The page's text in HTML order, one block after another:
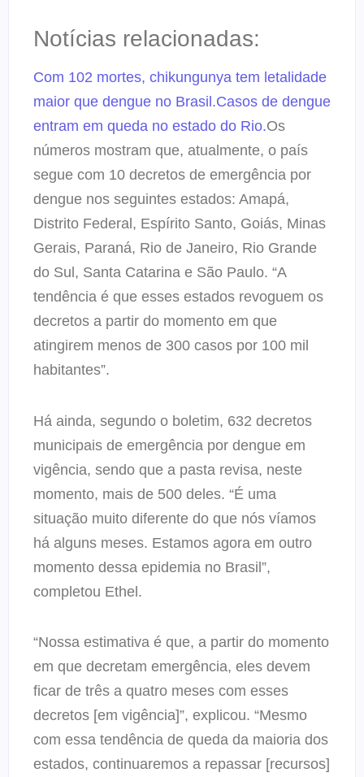
Notícias relacionadas:
Com 102 mortes, chikungunya tem letalidade
maior que dengue no Brasil.Casos de dengue
entram em queda no estado do Rio.Os
números mostram que, atualmente, o país
segue com 10 decretos de emergência por
dengue nos seguintes estados: Amapá,
Distrito Federal, Espírito Santo, Goiás, Minas
Gerais, Paraná, Rio de Janeiro, Rio Grande
do Sul, Santa Catarina e São Paulo. “A
tendência é que esses estados revoguem os
decretos a partir do momento em que
atingirem menos de 300 casos por 100 mil
habitantes”.
Há ainda, segundo o boletim, 632 decretos
municipais de emergência por dengue em
vigência, sendo que a pasta revisa, neste
momento, mais de 500 deles. “É uma
situação muito diferente do que nós víamos
há alguns meses. Estamos agora em outro
momento dessa epidemia no Brasil”,
completou Ethel.
“Nossa estimativa é que, a partir do momento
em que decretam emergência, eles devem
ficar de três a quatro meses com esses
decretos [em vigência]”, explicou. “Mesmo
com essa tendência de queda da maioria dos
estados, continuaremos a repassar [recursos]